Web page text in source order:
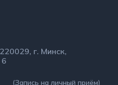
г. Минск,
(Запись на личный приём)